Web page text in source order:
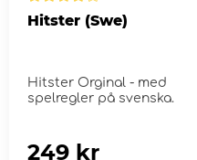
Hitster (Swe)
Hitster Orginal - med
spelregler på svenska.
249 kr